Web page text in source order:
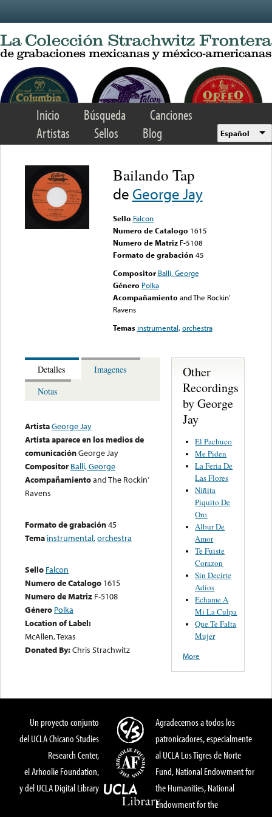
Inicio Búsqueda
Canciones
Artistas
Sellos Blog Español
Bailando Tap
de George Jay
Sello Falcon
Numero de Catalogo 1615
Numero de Matriz F-5108
Formato de grabación 45
Compositor Balli, George
Género Polka
Acompañamiento and The Rockin’
Ravens
Temas instrumental,orchestra
Detalles
Imagenes
Notas
ArtistaGeorge Jay
Artista aparece en los medios de
comunicaciónGeorge Jay
Compositor Balli, George
Acompañamientoand The Rockin’
Ravens
Formato de grabación45
Tema instrumental,orchestra
Sello Falcon
Numero de Catalogo 1615
Numero de Matriz F-5108
Género Polka
Location of Label:
McAllen, Texas
Donated By:Chris Strachwitz
Other
Recordings
by George
Jay
El Pachuco
Me Piden
La Feria De
Las Flores
Niñita
Piquito De
Oro
Albur De
Amor
Te Fuiste
Corazon
Sin Decirte
Adios
Echame A
Mi La Culpa
Que Te Falta
Mujer
More
Un proyecto conjunto
del UCLA Chicano Studies
Research Center,
el Arhoolie Foundation,
y del UCLA Digital Library
Agradecemos a todos los
patronicadores, especialmente
al UCLA Los Tigres de Norte
Fund, National Endowment for
the Humanities, National
Endowment for the